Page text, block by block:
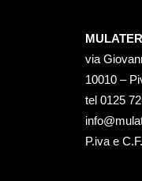
via
10010 –
tel ‭0125
P.iva e